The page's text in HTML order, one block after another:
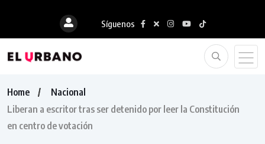
Síguenos
Home
Nacional
Liberan a escritor tras ser detenido por leer la Constitución
en centro de votación